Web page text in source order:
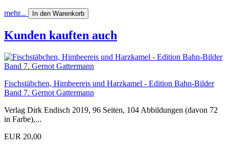
mehr... In den Warenkorb
Kunden kauften auch
Fischstäbchen, Himbeereis und Harzkamel - Edition Bahn-Bilder
Band 7. Gernot Gattermann
Verlag Dirk Endisch 2019, 96 Seiten, 104 Abbildungen (davon 72
in Farbe),...
EUR 20,00